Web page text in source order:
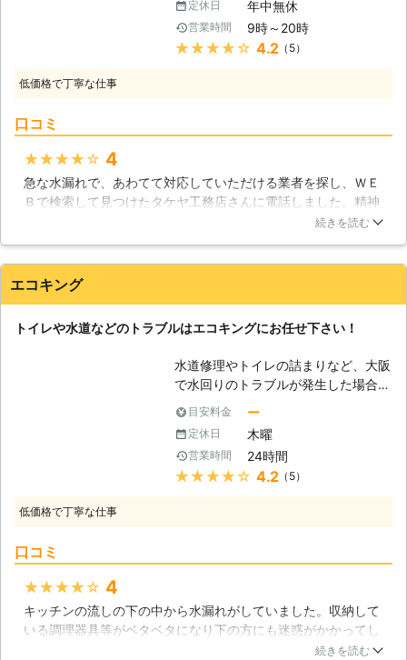
の流れを何かが遮ってしまっているこ
とが予想されます。それを取り除いて
あげることで問題は解決するのです
ン、洗面所、お風呂等があるでしょ
う。毎日使っているその場所がある日
に突然故障して水が使えなくなってし
ラブルの場合だと蛇口からの水漏れ、
排水口の詰まり。洗面所のトラブルの
場合だとキッチンと同じく蛇口からの
水漏れ、排水口の詰まり。お風呂のト
ラブルの場合だとシャワーヘッドから
必要なのです。トラブル解決は当社に
おまかせください。 【水回り設備の
リフォームも】 毎日使っている水回
りの設備。毎日十何年、何十年も使い
続けていると老朽化で所々が壊れてき
てしまいます。そしていつかは完全に
壊れてしまうのではないでしょうか。
当社は水回り設備のリフォームも行っ
ておりますので、リフォームを行いた
定休日 年中無休
営業時間 9時～20時
★★★★★ 4.2 （5）
低価格で丁寧な仕事
口コミ
★★★★★ 4
急な水漏れで、あわてて対応していただける業者を探し、ＷＥ
Ｂで検索して見つけたタケヤ工務店さんに電話しました。精神
誠意対応していただき、翌日すぐに工事をしていただけまし
ムなども請け負って下さるようなので、検討したいと思いまし
た。
大阪府 岸和田市 2016年11月30日
続きを読む
エコキング
トイレや水道などのトラブルはエコキングにお任せ下さい！
水道修理やトイレの詰まりなど、大阪
で水回りのトラブルが発生した場合
は、エコキングにお任せ下さい！安心
できるスタッフが調査を行い、確かな
技術で工事を実施させて頂きます。
【浴室の水のトラブル】 浴室は毎日
使われる場所で水を使うため、排水口
なった場合は、内部のパッキンの劣化
が考えられます。慣れない方が修理を
行い悪化するまえに、弊社まで修理を
目安料金 ー
定休日 木曜
営業時間 24時間
★★★★★ 4.2 （5）
低価格で丁寧な仕事
口コミ
★★★★★ 4
キッチンの流しの下の中から水漏れがしていました。収納して
いる調理器具等がベタベタになり下の方にも迷惑がかかってし
まうと思い知人に相談したところこちらのエコキングさんを紹
続きを読む